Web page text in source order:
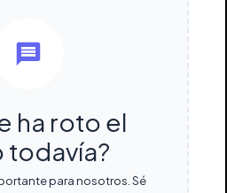
ha roto el
todavía?
para nosotros. Sé